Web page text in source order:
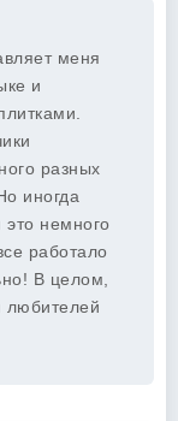
меня
и
разных
иногда
это немного
работало
В целом,
любителей